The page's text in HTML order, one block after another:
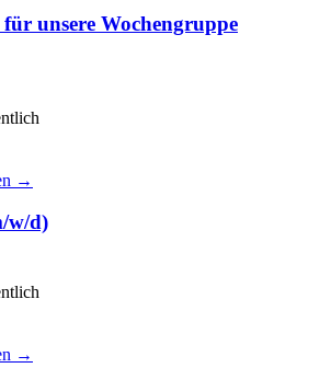
unsere Wochengruppe
→
w/d)
→